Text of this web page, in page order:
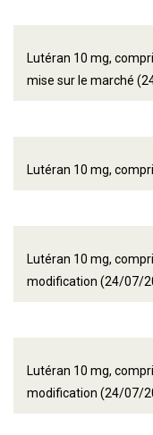
Lutéran 10 mg,
mise sur le marché
Lutéran 10 mg,
Lutéran 10 mg,
modification (24/07/
Lutéran 10 mg,
modification (24/07/